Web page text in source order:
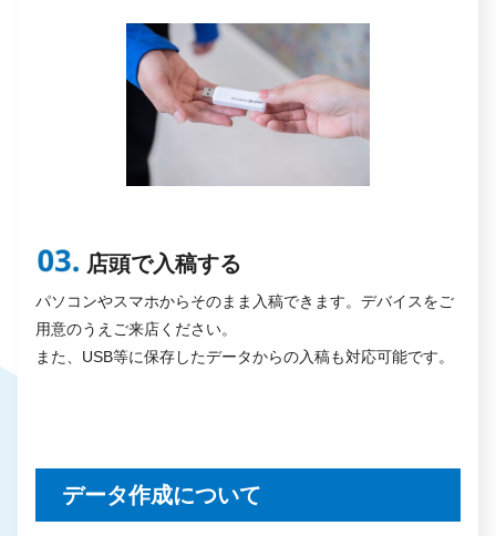
店頭で入稿する
パソコンやスマホからそのまま入稿できます。デバイスをご
用意のうえご来店ください。
また、USB等に保存したデータからの入稿も対応可能です。
データ作成について